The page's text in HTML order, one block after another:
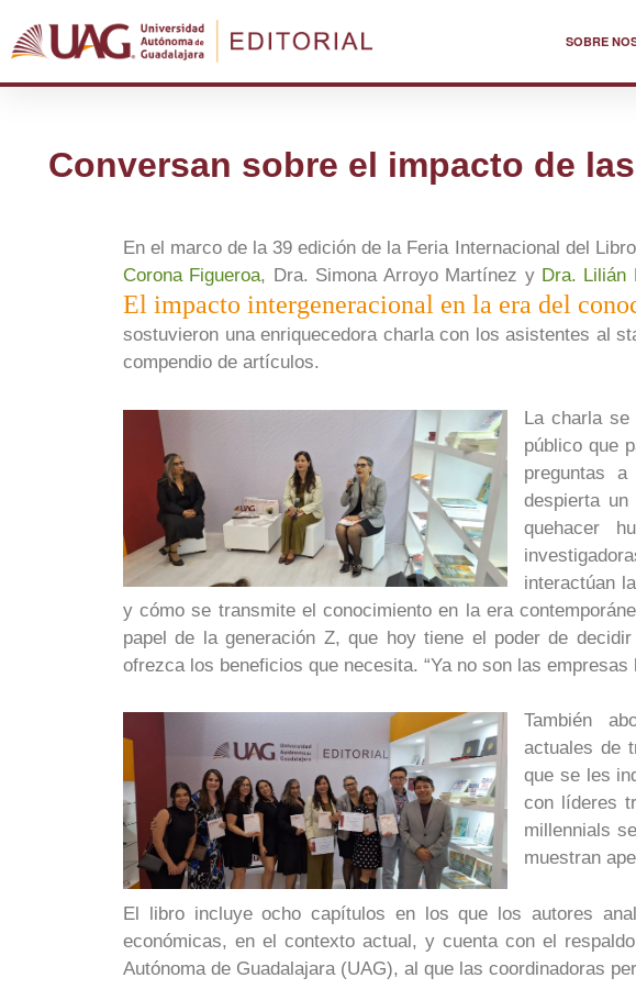
SOBRE
Conversan sobre el impacto de
En el marco de la 39 edición de la Feria Internacional del
Corona Figueroa, Dra. Simona Arroyo Martínez y Dra. Lilián
El impacto intergeneracional en la era del
sostuvieron una enriquecedora charla con los asistentes al
compendio de artículos.
La charla se
público que
preguntas
despierta
quehacer
interactúan
y cómo se transmite el conocimiento en la era
papel de la generación Z, que hoy tiene el poder de
ofrezca los beneficios que necesita. “Ya no son las
También
actuales de
que se les
con líderes
millennials
muestran
El libro incluye ocho capítulos en los que los autores
económicas, en el contexto actual, y cuenta con el
Autónoma de Guadalajara (UAG), al que las coordinadoras